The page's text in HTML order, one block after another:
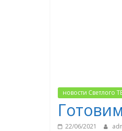
новости Светлого
22/06/2021